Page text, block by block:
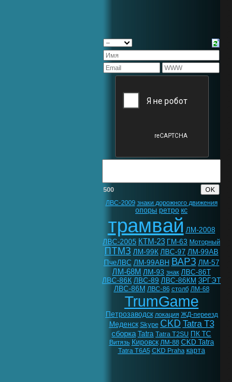
500
ЛВС-2009 знаки дорожного движения
опоры ретро кс
трамвай ЛМ-2008
ЛВС-2005 КТМ-23 ГМ-63 Моторный
ПТМЗ ЛМ-99К ЛВС-97 ЛМ-99АВ
ПчеЛВС ЛМ-99АВН ВАРЗ ЛМ-57
ЛМ-68М ЛМ-93 знак ЛВС-86Т
ЛВС-86К ЛВС-89 ЛВС-86КМ ЗРГЭТ
ЛВС-86М ЛВС-86 столб ЛМ-68
TrumGame
Петрозаводск локация ЖД-переезд
Меденск Skype CKD Tatra T3
сборка Tatra Tatra T2SU ПК ТС
Витязь Кировск ЛМ-88 CKD Tatra
Tatra T6A5 CKD Praha карта